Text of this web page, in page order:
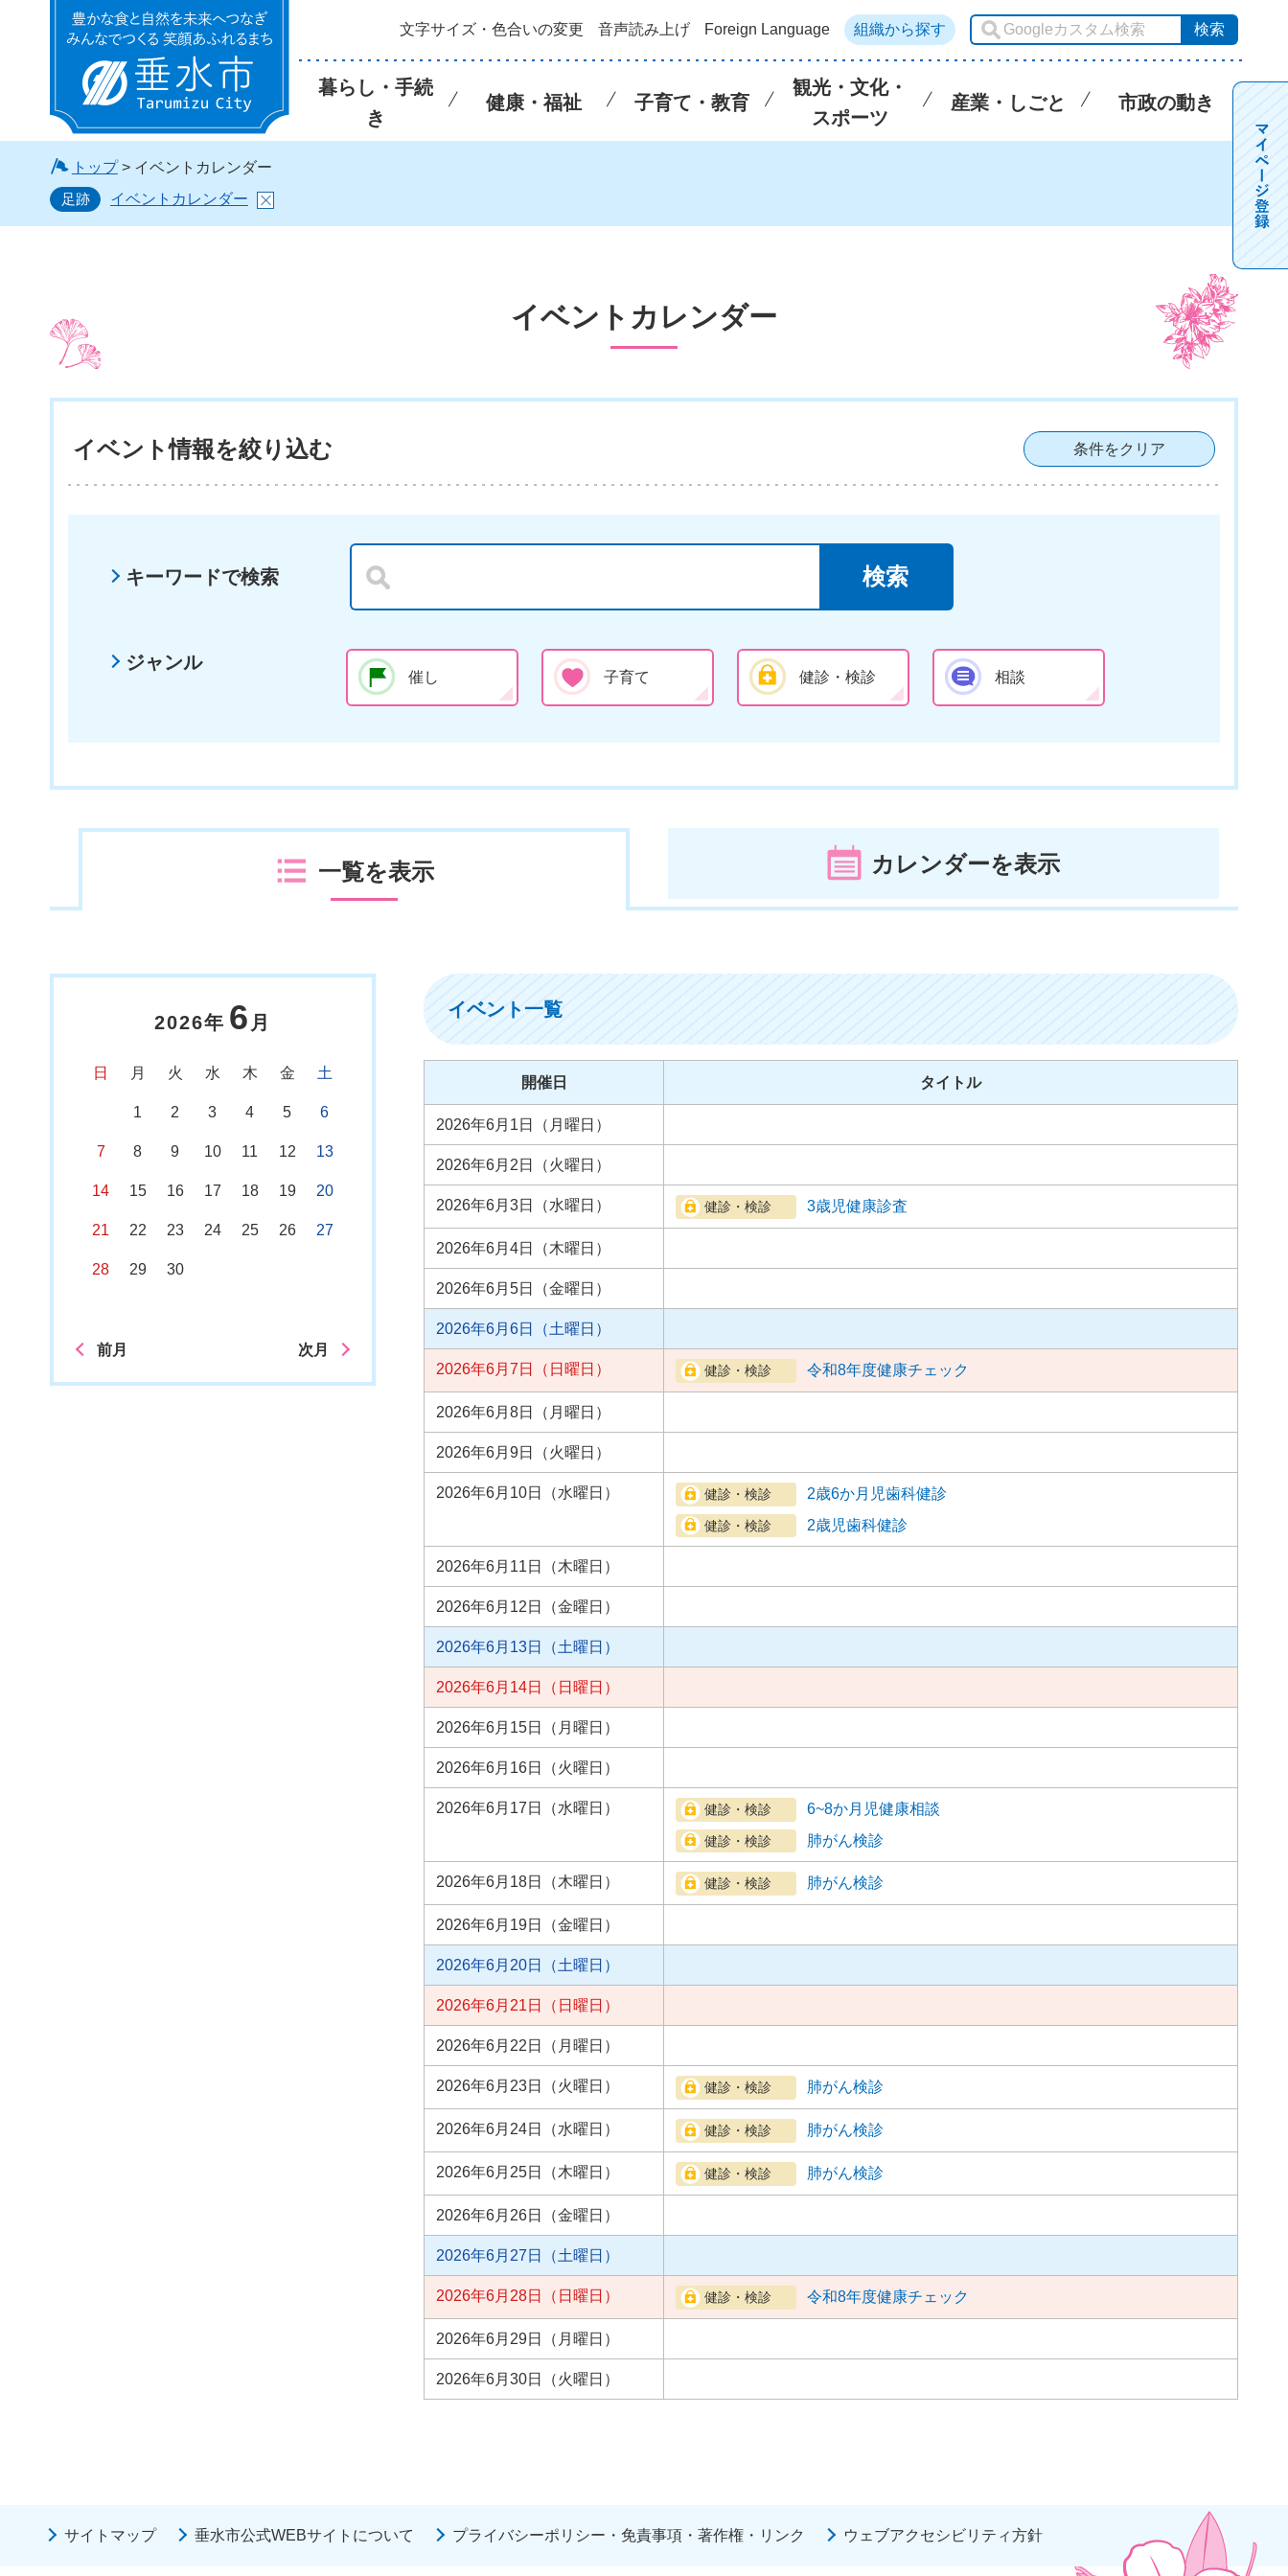
垂水市 文字サイズ・色合いの変更 音声読み上げ Foreign Language 組織から探す
暮らし・手続
き
健康・福祉 子育て・教育
観光・文化・
スポーツ
産業・しごと 市政の動き
トップ> イベントカレンダー
足跡
イベントカレンダー
イベントカレンダー
イベント情報を絞り込む 条件をクリア
キーワードで検索
ジャンル
催し 子育て 健診・検診 相談
一覧を表示 カレンダーを表示
2026年 6 月
日 月 火 水 木 金 土
1 2 3 4 5 6
7 8 9 10 11 12 13
14 15 16 17 18 19 20
21 22 23 24 25 26 27
28 29 30
前月 次月
イベント一覧
開催日 タイトル
2026年6月1日（月曜日）
2026年6月2日（火曜日）
2026年6月3日（水曜日） 3歳児健康診査
2026年6月4日（木曜日）
2026年6月5日（金曜日）
2026年6月6日（土曜日）
2026年6月7日（日曜日） 令和8年度健康チェック
2026年6月8日（月曜日）
2026年6月9日（火曜日）
2026年6月10日（水曜日）
2歳6か月児歯科健診
2歳児歯科健診
2026年6月11日（木曜日）
2026年6月12日（金曜日）
2026年6月13日（土曜日）
2026年6月14日（日曜日）
2026年6月15日（月曜日）
2026年6月16日（火曜日）
2026年6月17日（水曜日）
6~8か月児健康相談
肺がん検診
2026年6月18日（木曜日） 肺がん検診
2026年6月19日（金曜日）
2026年6月20日（土曜日）
2026年6月21日（日曜日）
2026年6月22日（月曜日）
2026年6月23日（火曜日） 肺がん検診
2026年6月24日（水曜日） 肺がん検診
2026年6月25日（木曜日） 肺がん検診
2026年6月26日（金曜日）
2026年6月27日（土曜日）
2026年6月28日（日曜日） 令和8年度健康チェック
2026年6月29日（月曜日）
2026年6月30日（火曜日）
サイトマップ 垂水市公式WEBサイトについて プライバシーポリシー・免責事項・著作権・リンク ウェブアクセシビリティ方針